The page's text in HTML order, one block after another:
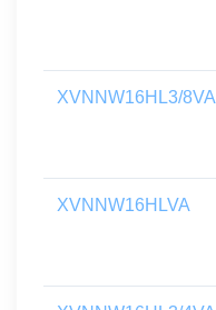
XVNNW16HL3/8VA
XVNNW16HLVA